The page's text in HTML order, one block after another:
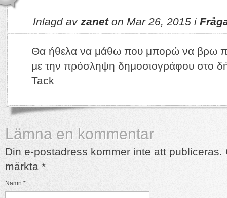
Inlagd av zaneton Mar 26, 2015 i
Θα ήθελα να μάθω που μπορώ να βρω
με την πρόσληψη δημοσιογράφου στο
Tack
Lämna en kommentar
Din e-postadress kommer inte att publiceras.
märkta *
Namn *